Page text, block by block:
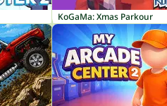
KoGaMa: Xmas Parkour